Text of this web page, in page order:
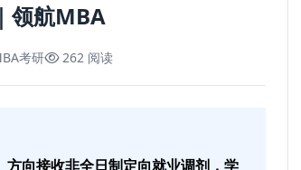
领航MBA
考研 262 阅读
向接收非全日制定向就业调剂，学